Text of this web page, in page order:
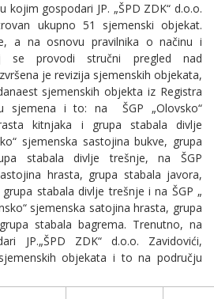
kojim gospodari JP. „ŠPD ZDK“ d.o.o.
ukupno 51 sjemenski objekat.
a na osnovu pravilnika o načinu i
se provodi stručni pregled nad
je revizija sjemenskih objekata,
sjemenskih objekta iz Registra
sjemena i to: na ŠGP „Olovsko“
kitnjaka i grupa stabala divlje
sjemenska sastojina bukve, grupa
stabala divlje trešnje, na ŠGP
hrasta, grupa stabala javora,
stabala divlje trešnje i na ŠGP „
sjemenska satojina hrasta, grupa
stabala bagrema. Trenutno, na
JP.„ŠPD ZDK“ d.o.o. Zavidovići,
objekata i to na području